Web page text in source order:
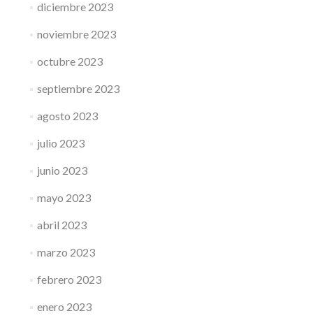
diciembre 2023
noviembre 2023
octubre 2023
septiembre 2023
agosto 2023
julio 2023
junio 2023
mayo 2023
abril 2023
marzo 2023
febrero 2023
enero 2023